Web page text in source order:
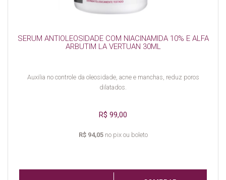
SERUM ANTIOLEOSIDADE COM NIACINAMIDA 10% E ALFA
ARBUTIM LA VERTUAN 30ML
Auxilia no controle da oleosidade, acne e manchas, reduz poros
dilatados.
R$ 99,00
R$ 94,05no pix ou boleto